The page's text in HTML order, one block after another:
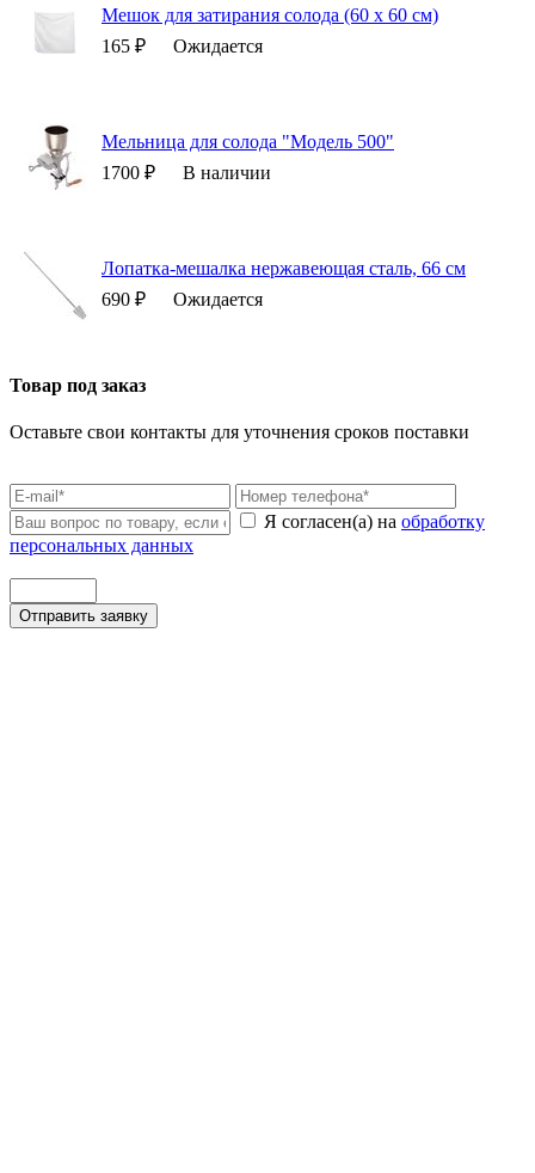
Мешок для затирания солода (60 х 60 см)
165 ₽
Ожидается
Мельница для солода "Модель 500"
1700 ₽
В наличии
Лопатка-мешалка нержавеющая сталь, 66 см
690 ₽
Ожидается
Товар под заказ
Оставьте свои контакты для уточнения сроков поставки
Я согласен(а) на обработку
персональных данных
Отправить заявку